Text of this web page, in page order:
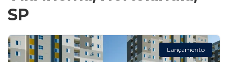
SP
Lançamento